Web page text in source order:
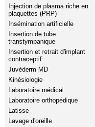
Injection de plasma riche en
plaquettes (PRP)
Insémination artificielle
Insertion de tube
transtympanique
Insertion et retrait d'implant
contraceptif
Juvéderm MD
Kinésiologie
Laboratoire médical
Laboratoire orthopédique
Latisse
Lavage d'oreille